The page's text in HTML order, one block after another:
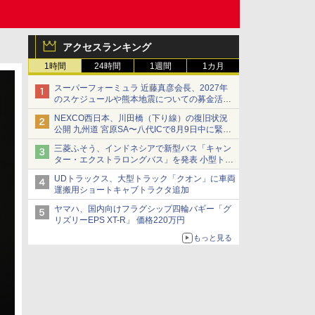
アクセスランキング
1時間 24時間 1週間 1カ月
スーパーフォーミュラ 近藤真彦会長、2027年
のスケジュールや熊本地震についての募金活動
を紹介
NEXCO西日本、川田橋（下り線）の復旧状況
公開 九州道 宮原SA〜八代ICで8月9日中に緊急
車両を通行可能に
三菱ふそう、インドネシアで新型バス「キャン
ター・エクストラロングバス」を発表 小型トラ
ックベースの観光・旅客輸送向けバス
UDトラックス、大型トラック「クオン」に車両
運搬用ショートキャブトラクタ追加
ヤマハ、国内向けフラグシップ四輪バギー「グ
リズリーEPS XT-R」 価格220万円
もっと見る